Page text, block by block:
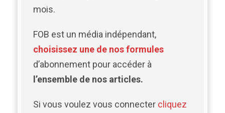
mois.
FOB est un média indépendant,
choisissez une de nos formules
d’abonnement pour accéder à
l’ensemble de nos articles.
Si vous voulez vous connecter cliquez